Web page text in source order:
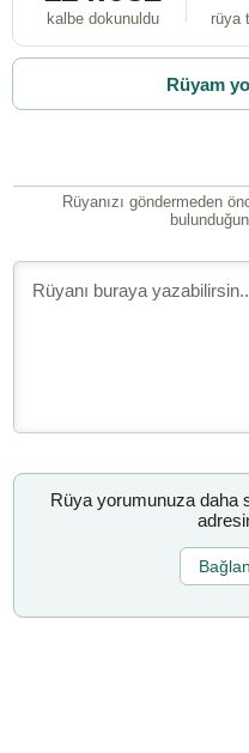
kalbe dokunuldu rüya
Rüyam
Rüyanızı göndermeden
Rüya yorumunuza daha